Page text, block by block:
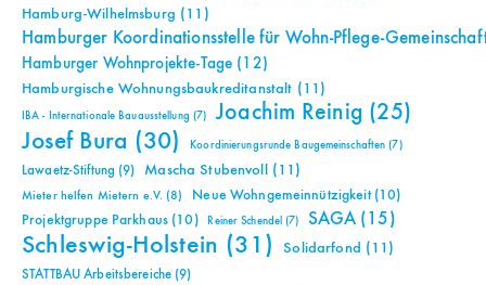
Hamburg-Wilhelmsburg (11)
Hamburger Koordinationsstelle für Wohn-Pflege-
Hamburger Wohnprojekte-Tage (12)
Hamburgische Wohnungsbaukreditanstalt (11)
IBA - Internationale Bauausstellung (7) Joachim Reinig (25)
Josef Bura (30) Koordinierungsrunde Baugemeinschaften (7)
Lawaetz-Stiftung (9) Mascha Stubenvoll (11)
Mieter helfen Mietern e.V. (8) Neue Wohngemeinnützigkeit(10)
Projektgruppe Parkhaus (10) Reiner Schendel (7) SAGA(15)
Schleswig-Holstein (31) Solidarfond (11)
STATTBAU Arbeitsbereiche (9)